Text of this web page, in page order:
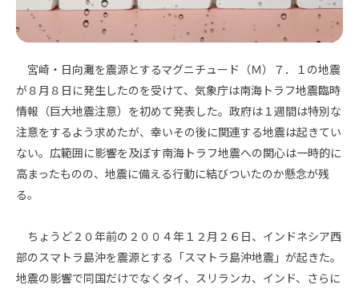
宮崎・日向灘を震源とするマグニチュード（Ｍ）７．１の地震
が８月８日に発生したのを受けて、気象庁は南海トラフ地震臨時
情報（巨大地震注意）を初めて発表した。政府は１週間は特別な
注意をするよう求めたが、幸いその後に関連する地震は起きてい
ない。広範囲に影響を及ぼす南海トラフ地震への関心は一時的に
高まったものの、地震に備える行動に結びついたのか懸念が残
る。
ちょうど２０年前の２００４年１２月２６日、インドネシア西
部のスマトラ島沖を震源とする「スマトラ島沖地震」が起きた。
地震の影響で同国だけでなくタイ、スリランカ、インド、さらに